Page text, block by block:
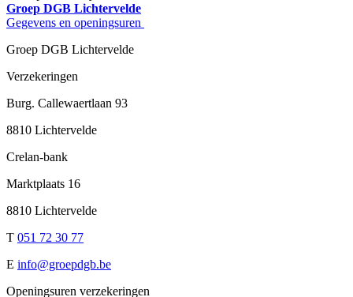
Groep DGB Lichtervelde
Gegevens en openingsuren
Groep DGB Lichtervelde
Verzekeringen
Burg. Callewaertlaan 93
8810 Lichtervelde
Crelan-bank
Marktplaats 16
8810 Lichtervelde
T 051 72 30 77
E info@groepdgb.be
Openingsuren verzekeringen